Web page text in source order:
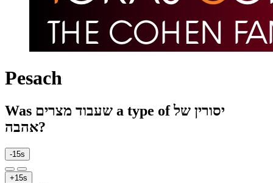
Pesach
Was שעבוד מצרים a type of יסורין של
אהבה?
-15s
+15s